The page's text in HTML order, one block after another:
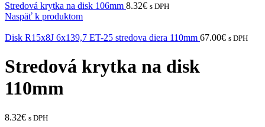
Stredová krytka na disk 106mm 8.32€ s DPH
Naspäť k produktom
Disk R15x8J 6x139,7 ET-25 stredova diera 110mm 67.00€ s DPH
Stredová krytka na disk
110mm
8.32€ s DPH